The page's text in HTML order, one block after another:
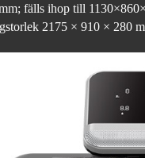
fälls ihop till
2175 × 910 × 280